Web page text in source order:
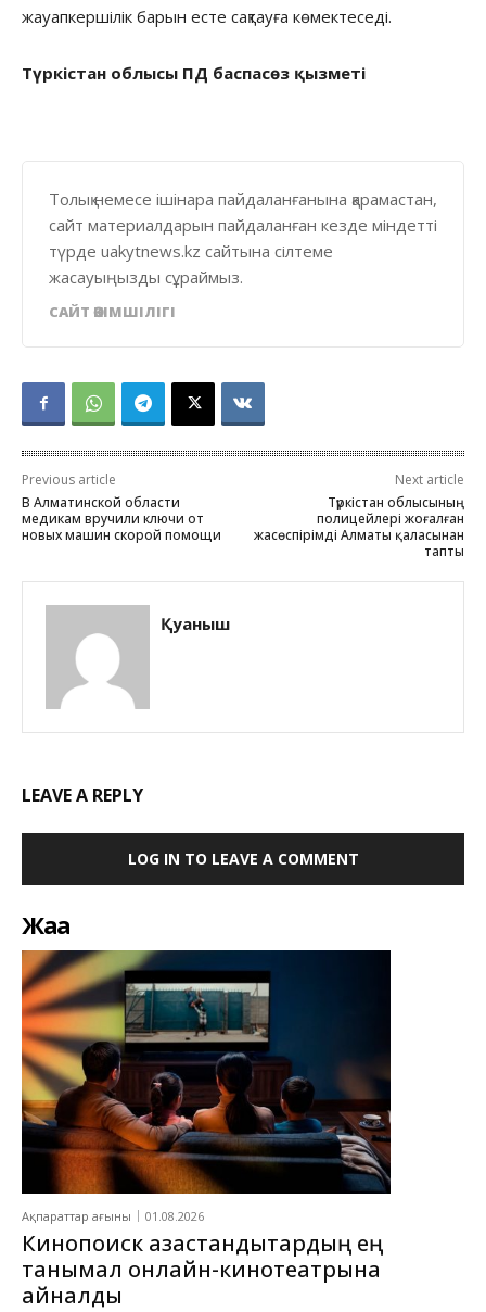
жауапкершілік барын есте сақтауға көмектеседі.
Түркістан облысы ПД баспасөз қызметі
Толық немесе ішінара пайдаланғанына қарамастан,
сайт материалдарын пайдаланған кезде міндетті
түрде uakytnews.kz сайтына сілтеме
жасауыңызды сұраймыз.
САЙТ ӘКІМШІЛІГІ
Previous article
В Алматинской области
медикам вручили ключи от
новых машин скорой помощи
Next article
Түркістан облысының
полицейлері жоғалған
жасөспірімді Алматы қаласынан
тапты
Қуаныш
LEAVE A REPLY
LOG IN TO LEAVE A COMMENT
Жаңа
Ақпараттар ағыны 01.08.2026
Кинопоиск қазақстандықтардың ең
танымал онлайн-кинотеатрына
айналды